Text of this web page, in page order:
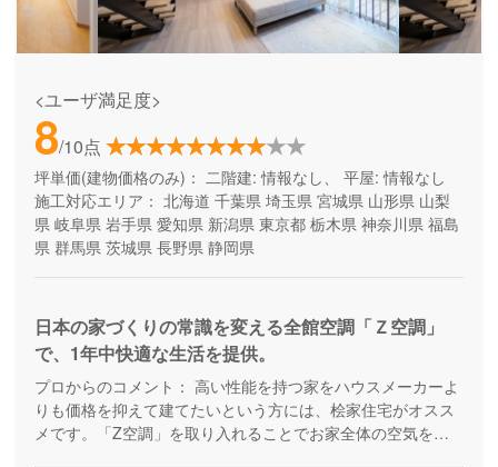
<ユーザ満足度>
8/10点
坪単価(建物価格のみ)： 二階建: 情報なし、 平屋: 情報なし
施工対応エリア： 北海道 千葉県 埼玉県 宮城県 山形県 山梨
県 岐阜県 岩手県 愛知県 新潟県 東京都 栃木県 神奈川県 福島
県 群馬県 茨城県 長野県 静岡県
日本の家づくりの常識を変える全館空調「Ｚ空調」
で、1年中快適な生活を提供。
プロからのコメント： 高い性能を持つ家をハウスメーカーよ
りも価格を抑えて建てたいという方には、桧家住宅がオスス
メです。「Z空調」を取り入れることでお家全体の空気を循